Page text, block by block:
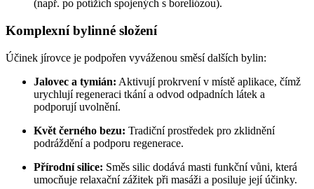
(např. po potížích spojených s boreliózou).
Komplexní bylinné složení
Účinek jírovce je podpořen vyváženou směsí dalších bylin:
Jalovec a tymián: Aktivují prokrvení v místě aplikace, čímž
urychlují regeneraci tkání a odvod odpadních látek a
podporují uvolnění.
Květ černého bezu: Tradiční prostředek pro zklidnění
podráždění a podporu regenerace.
Přírodní silice: Směs silic dodává masti funkční vůni, která
umocňuje relaxační zážitek při masáži a posiluje její účinky.